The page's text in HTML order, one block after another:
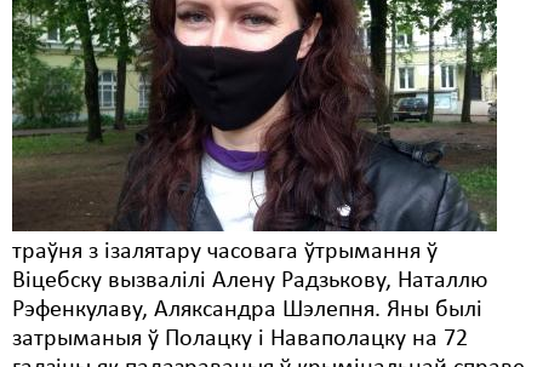
траўня з ізалятару часовага ўтрымання ў
Віцебску вызвалілі Алену Радзькову, Наталлю
Рэфенкулаву, Аляксандра Шэлепня. Яны былі
затрыманыя ў Полацку і Наваполацку на 72